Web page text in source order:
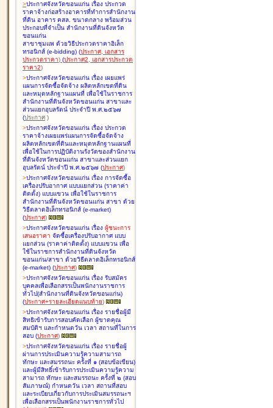
>ประกาศจังหวัดขอนแก่น เรื่อง ประกวด
ราคาจ้างก่อสร้างอาคารที่ทำการสำนักงาน
ที่ดิน อาคาร คสล. ขนาดกลาง พร้อมส่วน
ประกอบที่จำเป็น สำนักงานที่ดินจังหวัด
ขอนแก่น
สาขาชุมแพ ด้วยวิธีประกวดราคาอิเล็ก
ทรอนิกส์ (e-bidding) (ประกาศ, เอกสาร
ประกวดราคา) (ประกาศ2, เอกสารประกวด
ราคา2)
>ประกาศจังหวัดขอนแก่น เรื่อง เผยแพร่
แผนการจัดซื้อจัดจ้าง ผลิตหลักเขตที่ดิน
และหมุดหลักฐานแผนที่ เพื่อใช้ในราชการ
สำนักงานที่ดินจังหวัดขอนแก่น สาขาและ
ส่วนแยกอุบลรัตน์ ประจำปี พ.ศ.๒๕๖๗
(ประกาศ )
>ประกาศจังหวัดขอนแก่น เรื่อง ประกวด
ราคาจ้างเผยแพร่แผนการจัดซื้อจัดจ้าง
ผลิตหลักเขตที่ดินและหมุดหลักฐานแผนที่
เพื่อใช้ในการปฏิบัติงานรังวัดของสำนักงาน
ที่ดินจังหวัดขอนแก่น สาขาและส่วนแยก
อุบลรัตน์ ประจำปี พ.ศ.๒๕๖๗ (ประกาศ)
>ประกาศจังหวัดขอนแก่น เรื่อง การจัดซื้อ
เครื่องปรับอากาศ แบบแยกส่วน (ราคาค่า
ติดตั้ง) แบบแขวน เพื่อใช้ในราชการ
สำนักงานที่ดินจังหวัดขอนแก่น สาขา ด้วย
วิธีตลาดอิเล็กทรอนิกส์ (e-market)
(ประกาศ)
>ประกาศจังหวัดขอนแก่น เรื่อง ผู้ชนะการ
เสนอราคา จัดซื้อเครื่องปรับอากาศ แบบ
แยกส่วน (ราคาค่าติดตั้ง) แบบแขวน เพื่อ
ใช้ในราชการสำนักงานที่ดินจังหวัด
ขอนแก่น/สาขา ด้วยวิธีตลาดอิเล็กทรอนิกส์
(e-market) (ประกาศ)
>ประกาศจังหวัดขอนแก่น เรื่อง รับสมัคร
บุคคลเพื่อเลือกสรรเป็นพนักงานราชการ
ทั่วไป(สำนักงานที่ดินจังหวัดขอนแก่น)
(ประกาศ+รายละเอียดแนบท้าย)
>ประกาศจังหวัดขอนแก่น เรื่อง รายชื่อผู้มี
สิทธิเข้ารับการสอบคัดเลือก ผู้ขาดคุณ
สมบัติฯ และกำหนดวัน เวลา สถานที่ในการ
สอบ (ประกาศ)
>ประกาศจังหวัดขอนแก่น เรื่อง รายชื่อผู้
ผ่านการประเมินความรู้ความสามารถ
ทักษะ และสมรรถนะ ครั้งที่ ๑ (สอบข้อเขียน)
และผู้มีสิทธิ์เข้ารับการประเมินความรู้ความ
สามารถ ทักษะ และสมรรถนะ ครั้งที่ ๒ (สอบ
สัมภาษณ์) กำหนดวัน เวลา สถานที่สอบ
และระเบียบเกี่ยวกับการประเมินสมรรถนะฯ
เพื่อเลือกสรรเป็นพนักงานราชการทั่วไป